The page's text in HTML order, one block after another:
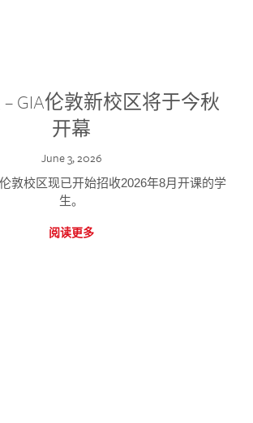
GIA伦敦新校区将于今秋
开幕
June 3, 2026
敦校区现已开始招收2026年8月开课的学
生。
阅读更多